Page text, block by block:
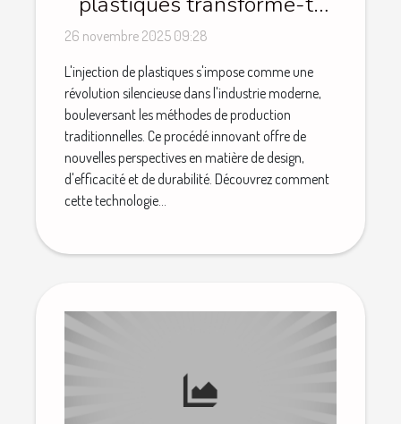
elle l'industrie moderne ?
26 novembre 2025 09:28
L'injection de plastiques s'impose comme une
révolution silencieuse dans l'industrie moderne,
bouleversant les méthodes de production
traditionnelles. Ce procédé innovant offre de
nouvelles perspectives en matière de design,
d'efficacité et de durabilité. Découvrez comment
cette technologie...